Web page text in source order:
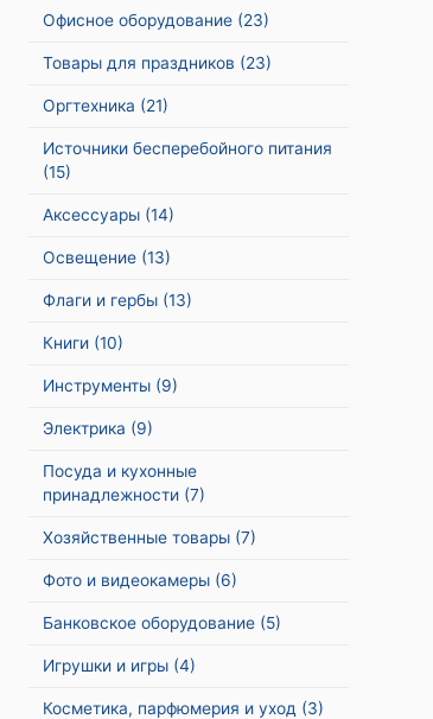
Офисное оборудование (23)
Товары для праздников (23)
Оргтехника (21)
Источники бесперебойного питания
(15)
Аксессуары (14)
Освещение (13)
Флаги и гербы (13)
Книги (10)
Инструменты (9)
Электрика (9)
Посуда и кухонные
принадлежности (7)
Хозяйственные товары (7)
Фото и видеокамеры (6)
Банковское оборудование (5)
Игрушки и игры (4)
Косметика, парфюмерия и уход (3)